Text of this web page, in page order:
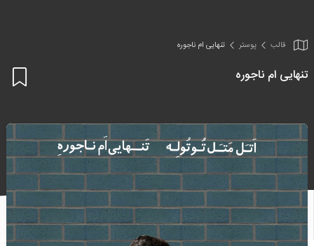
قالب پوستر تنهایی ام ناجوره
تنهایی ام ناجوره